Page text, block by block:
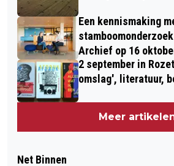
Een kennismaking
Archief op 16
2 september in
omslag', literatuur,
Meer
Net Binnen